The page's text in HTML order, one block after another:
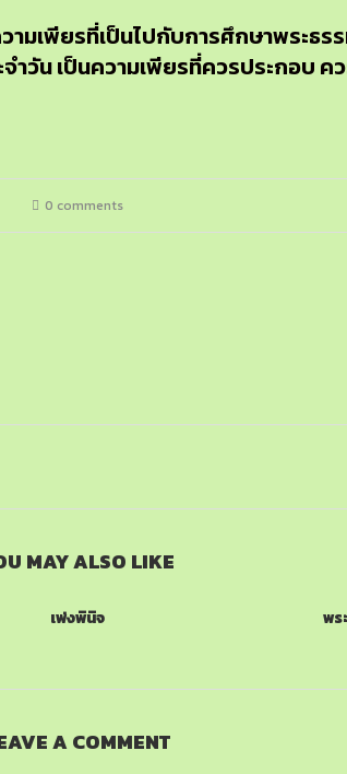
วามเพียรที่เป็นไปกับการศึกษาพระ
วัน เป็นความเพียรที่ควรประกอบ
0 comments
MAY ALSO LIKE
เพ่งพินิจ
พร
A COMMENT